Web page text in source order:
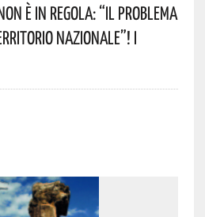
È In Regola: “il Problema
Nazionale”! I